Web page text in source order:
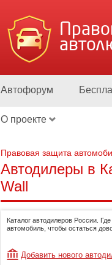
Автофорум
О проекте
Правовая защита
Автодилеры в
Wall
Каталог автодилеров России.
автомобиль, чтобы остаться
Добавить нового